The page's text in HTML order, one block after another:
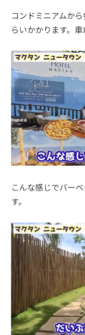
コンドミニアムか
らいかかります。車
こんな感じでバー
す。